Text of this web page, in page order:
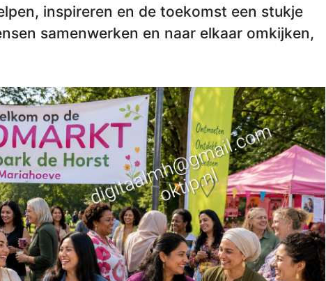
inspireren en de toekomst een stukje
samenwerken en naar elkaar omkijken,